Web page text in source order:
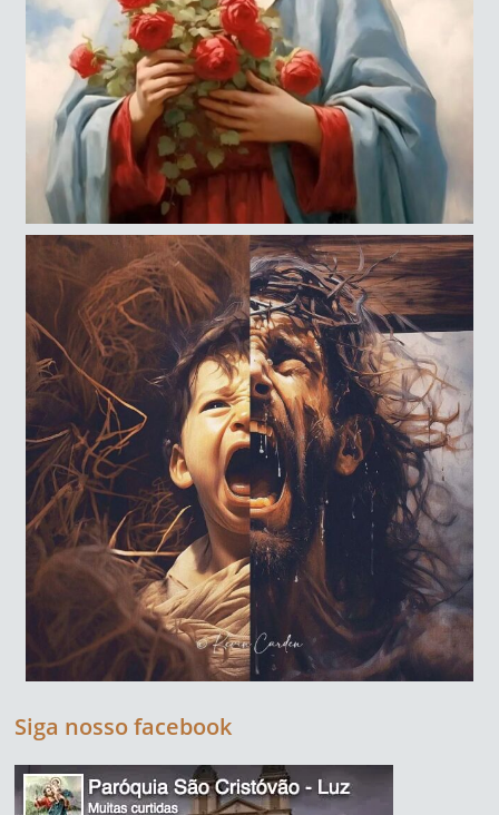
Siga nosso facebook